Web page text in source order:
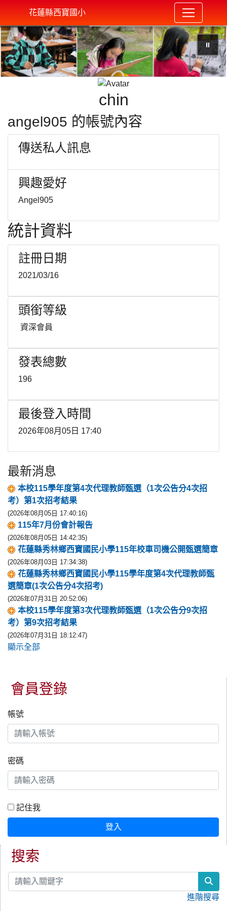
⏸
chin
angel905 的帳號內容
傳送私人訊息
興趣愛好
Angel905
統計資料
註冊日期
2021/03/16
頭銜等級
資深會員
發表總數
196
最後登入時間
2026年08月05日 17:40
最新消息
本校115學年度第4次代理教師甄選（1次公告分4次招
考）第1次招考結果
(2026年08月05日 17:40:16)
115年7月份會計報告
(2026年08月05日 14:42:35)
花蓮縣秀林鄉西寶國民小學115年校車司機公開甄選簡章
(2026年08月03日 17:34:38)
花蓮縣秀林鄉西寶國民小學115學年度第4次代理教師甄
選簡章(1次公告分4次招考)
(2026年07月31日 20:52:06)
本校115學年度第3次代理教師甄選（1次公告分9次招
考）第9次招考結果
(2026年07月31日 18:12:47)
顯示全部
會員登錄
帳號
密碼
記住我
登入
搜索
進階搜尋
花蓮縣西寶國小